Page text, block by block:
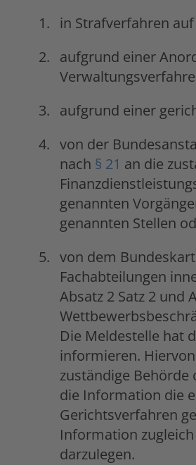
in Strafverfahren
aufgrund einer
aufgrund einer
von der
nach § 21 an die
genannten
genannten Stellen
von dem
Fachabteilungen
Absatz 2 Satz 2 und
Die Meldestelle hat
informieren.
zuständige
die Information die
Gerichtsverfahren
Information
darzulegen.